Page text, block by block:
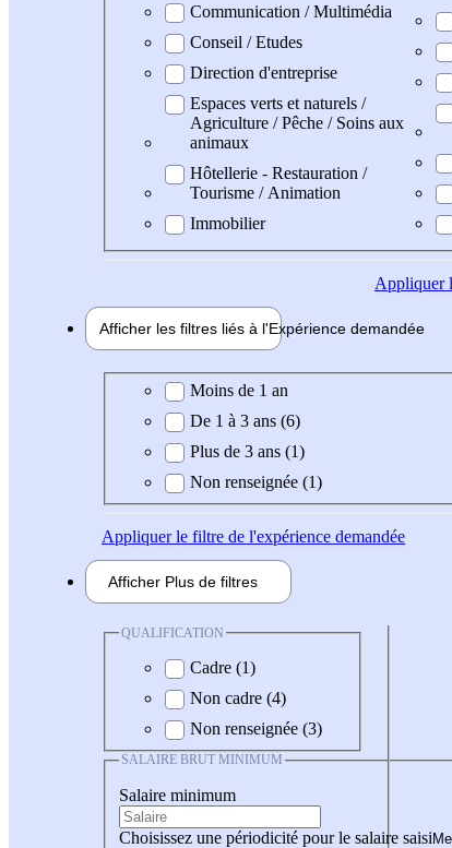
Communication / Multimédia
Conseil / Etudes
Direction d'entreprise
Espaces verts et naturels /
Agriculture / Pêche / Soins aux
animaux
Hôtellerie - Restauration /
Tourisme / Animation
Immobilier
Appliquer
Afficher les filtres liés à l'Expérience demandée
Expérience demandée
Moins de 1 an
De 1 à 3 ans (6)
Plus de 3 ans (1)
Non renseignée (1)
Appliquerle filtre de l'expérience demandée
Afficher Plus de filtres
QUALIFICATION
Cadre (1)
Non cadre (4)
Non renseignée (3)
SALAIRE BRUT MINIMUM
Salaire minimum
Choisissez une périodicité pour le salaire saisi